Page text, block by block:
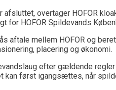
overtager HOFOR
for HOFOR Spildevands
aftale mellem HOFOR og
placering og økonomi.
efter gældende
kan først igangsættes, når